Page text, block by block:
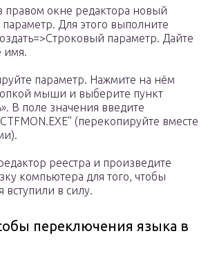
правом окне редактора новый
параметр. Для этого выполните
параметр. Дайте
имя.
параметр. Нажмите на нём
мыши и выберите пункт
В поле значения введите
(перекопируйте вместе
реестра и произведите
компьютера для того, чтобы
вступили в силу.
переключения языка в